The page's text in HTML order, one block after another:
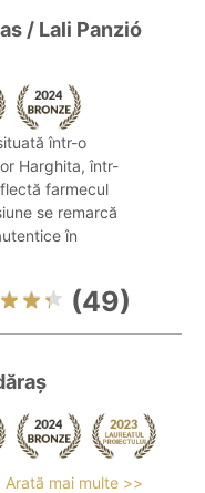
/ Lali Panzió
într-o
Harghita, într-
farmecul
se remarcă
în
(49)
Arată mai multe >>